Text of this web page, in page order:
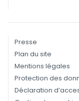
Presse
Plan du site
Mentions légales
Protection des
Déclaration